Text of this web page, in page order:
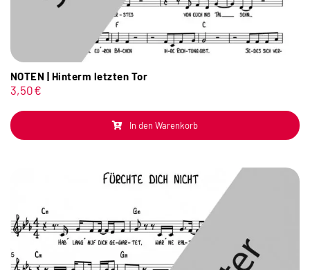
NOTEN | Hinterm letzten Tor
3,50€
In den Warenkorb